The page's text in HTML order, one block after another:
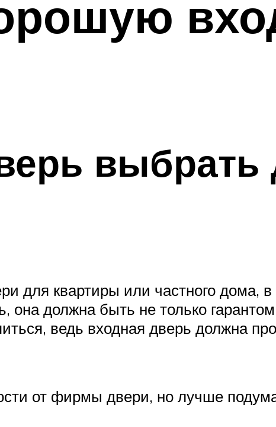
выбрать
для квартиры или частного дома,
она должна быть не только
ведь входная дверь должна
от фирмы двери, но лучше